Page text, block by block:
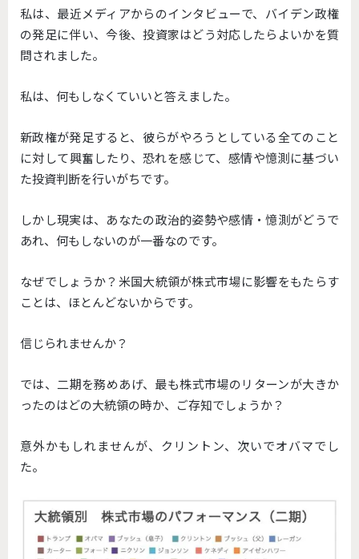
私は、最近メディアからのインタビューで、バイデン政権
の発足に伴い、今後、投資家はどう対応したらよいかを質
問されました。
私は、何もしなくていいと答えました。
新政権が発足すると、彼らがやろうとしている全てのこと
に対して興奮したり、恐れを感じて、感情や憶測に基づい
た投資判断を行いがちです。
しかし現実は、あなたの政治的姿勢や感情・憶測がどうで
あれ、何もしないのが一番なのです。
なぜでしょうか？米国大統領が株式市場に影響をもたらす
ことは、ほとんどないからです。
信じられませんか？
では、二期を務めあげ、最も株式市場のリターンが大きか
ったのはどの大統領の時か、ご存知でしょうか？
意外かもしれませんが、クリントン、次いでオバマでし
た。